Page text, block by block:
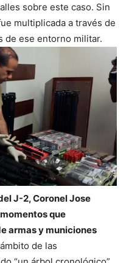
sobre este caso. Sin
multiplicada a través de
de ese entorno militar.
J-2, Coronel Jose
que
armas y municiones
de las